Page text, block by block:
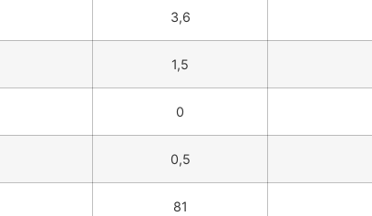
3,6
1,5
0
0,5
81